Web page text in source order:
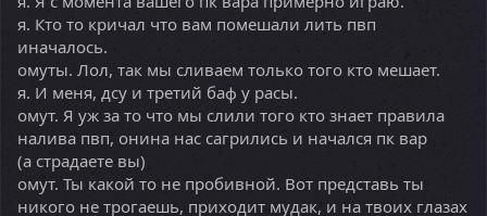
я. Кто то кричал что вам помешали лить пвп
иначалось.
омуты. Лол, так мы сливаем только того кто мешает.
я. И меня, дсу и третий баф у расы.
омут. Я уж за то что мы слили того кто знает правила
налива пвп, онина нас сагрились и начался пк вар
(а страдаете вы)
омут. Ты какой то не пробивной. Вот представь ты
никого не трогаешь, приходит мудак, и на твоих глазах